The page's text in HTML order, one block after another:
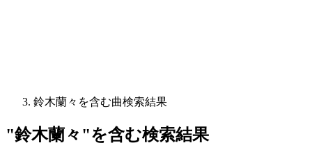
鈴木蘭々を含む曲検索結果
"鈴木蘭々 "を含む検索結果